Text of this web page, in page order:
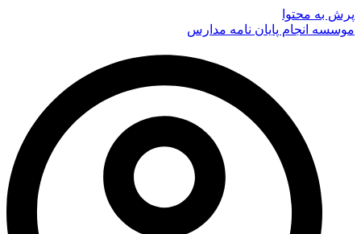
پرش به محتوا
موسسه انجام پایان نامه مدارس